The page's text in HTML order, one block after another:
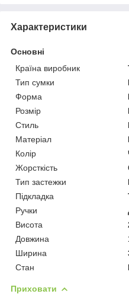
Характеристики
Основні
Країна виробник
Тип сумки
Форма
Розмір
Стиль
Матеріал
Колір
Жорсткість
Тип застежки
Підкладка
Ручки
Висота
Довжина
Ширина
Стан
Приховати